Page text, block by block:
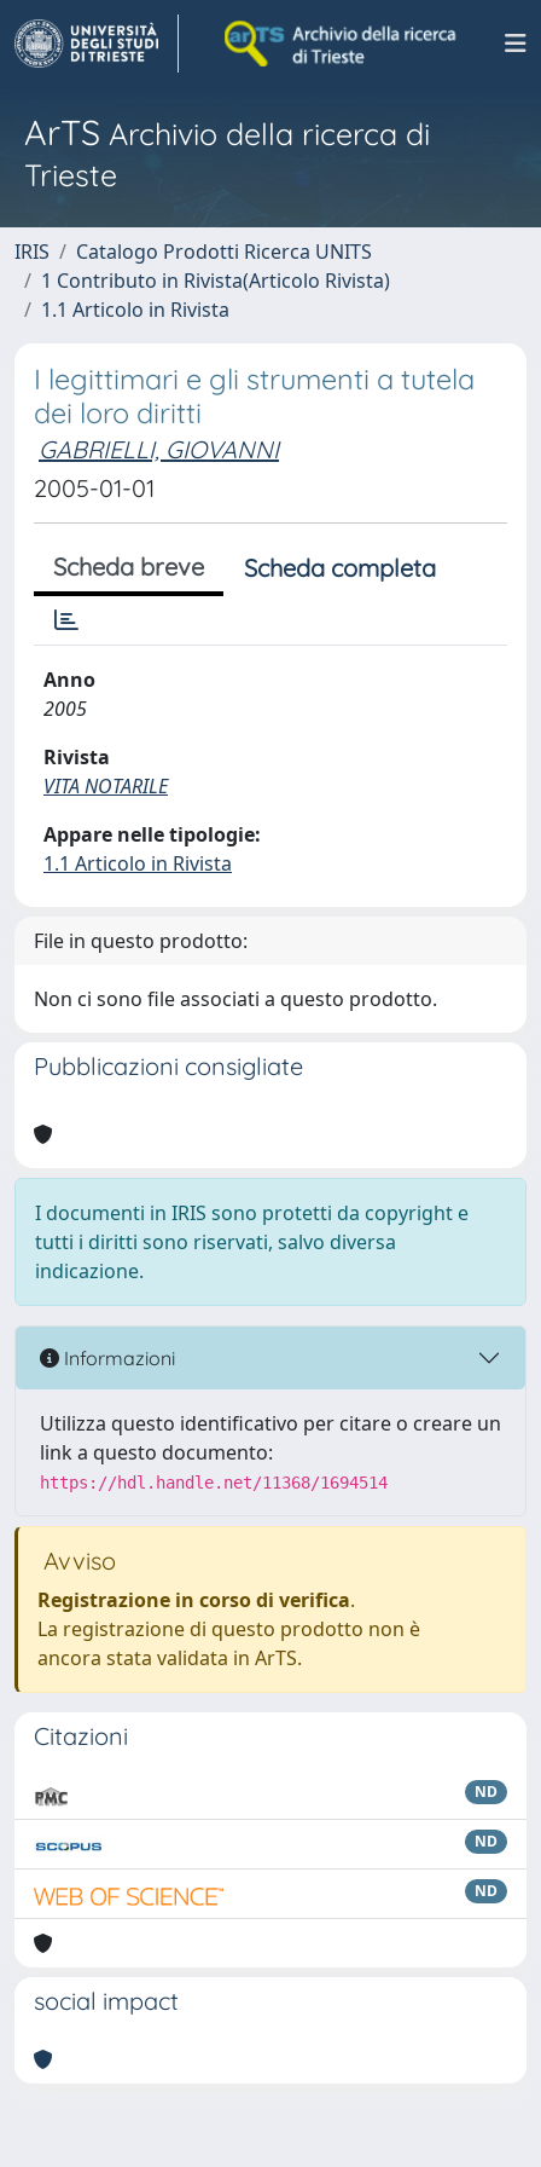
ArTS Archivio della ricerca di
Trieste
IRIS
Catalogo Prodotti Ricerca UNITS
1 Contributo in Rivista(Articolo Rivista)
1.1 Articolo in Rivista
I legittimari e gli strumenti a tutela
dei loro diritti
GABRIELLI, GIOVANNI
2005-01-01
Scheda breve Scheda completa
Anno
2005
Rivista
VITA NOTARILE
Appare nelle tipologie:
1.1 Articolo in Rivista
File in questo prodotto:
Non ci sono file associati a questo prodotto.
Pubblicazioni consigliate
I documenti in IRIS sono protetti da copyright e
tutti i diritti sono riservati, salvo diversa
indicazione.
Informazioni
Utilizza questo identificativo per citare o creare un
link a questo documento:
https://hdl.handle.net/11368/1694514
Avviso
Registrazione in corso di verifica.
La registrazione di questo prodotto non è
ancora stata validata in ArTS.
Citazioni
ND
ND
ND
social impact